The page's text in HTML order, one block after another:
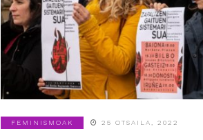
FEMINISMOAK 25 OTSAILA, 2022